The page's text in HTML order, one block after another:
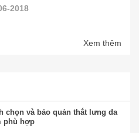
2018
Xem thêm
chọn và bảo quản thắt lưng da
phù hợp